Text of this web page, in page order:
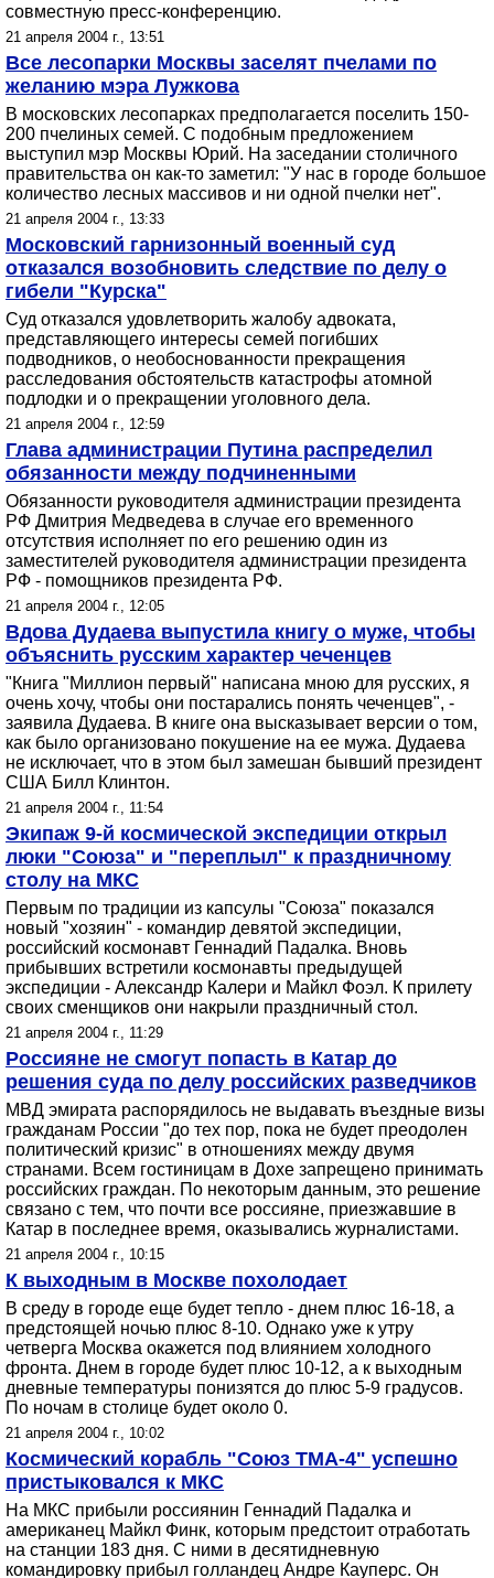
совместную пресс-конференцию.
21 апреля 2004 г., 13:51
Все лесопарки Москвы заселят пчелами по
желанию мэра Лужкова
В московских лесопарках предполагается поселить 150-
200 пчелиных семей. С подобным предложением
выступил мэр Москвы Юрий. На заседании столичного
правительства он как-то заметил: "У нас в городе большое
количество лесных массивов и ни одной пчелки нет".
21 апреля 2004 г., 13:33
Московский гарнизонный военный суд
отказался возобновить следствие по делу о
гибели "Курска"
Суд отказался удовлетворить жалобу адвоката,
представляющего интересы семей погибших
подводников, о необоснованности прекращения
расследования обстоятельств катастрофы атомной
подлодки и о прекращении уголовного дела.
21 апреля 2004 г., 12:59
Глава администрации Путина распределил
обязанности между подчиненными
Обязанности руководителя администрации президента
РФ Дмитрия Медведева в случае его временного
отсутствия исполняет по его решению один из
заместителей руководителя администрации президента
РФ - помощников президента РФ.
21 апреля 2004 г., 12:05
Вдова Дудаева выпустила книгу о муже, чтобы
объяснить русским характер чеченцев
"Книга "Миллион первый" написана мною для русских, я
очень хочу, чтобы они постарались понять чеченцев", -
заявила Дудаева. В книге она высказывает версии о том,
как было организовано покушение на ее мужа. Дудаева
не исключает, что в этом был замешан бывший президент
США Билл Клинтон.
21 апреля 2004 г., 11:54
Экипаж 9-й космической экспедиции открыл
люки "Союза" и "переплыл" к праздничному
столу на МКС
Первым по традиции из капсулы "Союза" показался
новый "хозяин" - командир девятой экспедиции,
российский космонавт Геннадий Падалка. Вновь
прибывших встретили космонавты предыдущей
экспедиции - Александр Калери и Майкл Фоэл. К прилету
своих сменщиков они накрыли праздничный стол.
21 апреля 2004 г., 11:29
Россияне не смогут попасть в Катар до
решения суда по делу российских разведчиков
МВД эмирата распорядилось не выдавать въездные визы
гражданам России "до тех пор, пока не будет преодолен
политический кризис" в отношениях между двумя
странами. Всем гостиницам в Дохе запрещено принимать
российских граждан. По некоторым данным, это решение
связано с тем, что почти все россияне, приезжавшие в
Катар в последнее время, оказывались журналистами.
21 апреля 2004 г., 10:15
К выходным в Москве похолодает
В среду в городе еще будет тепло - днем плюс 16-18, а
предстоящей ночью плюс 8-10. Однако уже к утру
четверга Москва окажется под влиянием холодного
фронта. Днем в городе будет плюс 10-12, а к выходным
дневные температуры понизятся до плюс 5-9 градусов.
По ночам в столице будет около 0.
21 апреля 2004 г., 10:02
Космический корабль "Союз ТМА-4" успешно
пристыковался к МКС
На МКС прибыли россиянин Геннадий Падалка и
американец Майкл Финк, которым предстоит отработать
на станции 183 дня. С ними в десятидневную
командировку прибыл голландец Андре Кауперс. Он